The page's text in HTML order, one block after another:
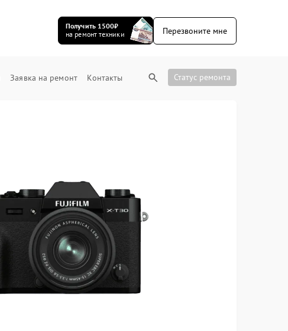
Получить 1500₽
на ремонт техники
Перезвоните мне
Заявка на ремонт Контакты Статус ремонта